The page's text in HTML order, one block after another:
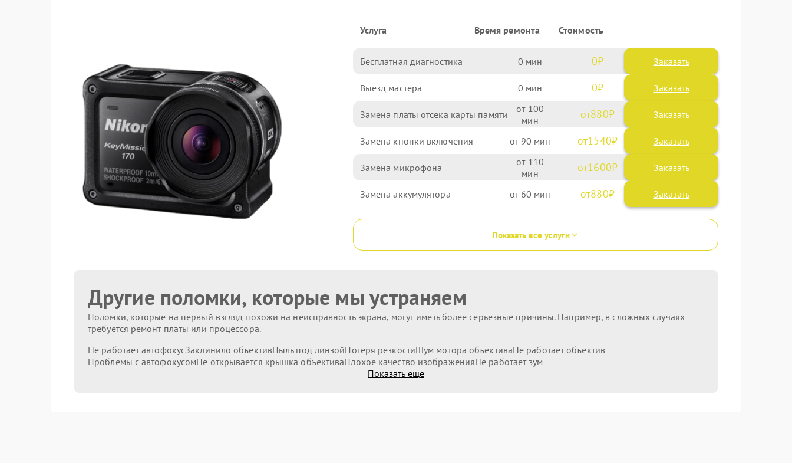
Услуга Время ремонта Стоимость
Бесплатная диагностика 0 0 Заказать
Выезд мастера 0 0 Заказать
Замена платы отсека карты памяти 100 880
Замена кнопки включения 90 1540
Замена микрофона 110 1600
Замена аккумулятора 60 880
Показать все услуги
Другие поломки, которые мы устраняем
Поломки, которые на первый взгляд похожи на неисправность экрана, могут иметь более серьезные причины. Например, в сложных случаях
требуется ремонт платы или процессора.
Не работает автофокусЗаклинило объективПыль под линзойПотеря резкостиШум мотора объективаНе работает объектив
Проблемы с автофокусомНе открывается крышка объективаПлохое качество изображенияНе работает зум
Показать еще